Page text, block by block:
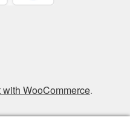
with WooCommerce.